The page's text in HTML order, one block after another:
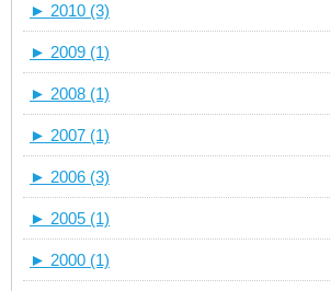
► 2010 (3)
► 2009 (1)
► 2008 (1)
► 2007 (1)
► 2006 (3)
► 2005 (1)
► 2000 (1)